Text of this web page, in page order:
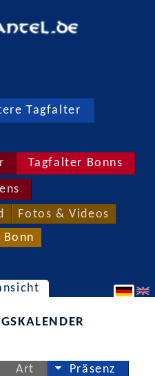
Tagfalter
Tagfalter Bonns
Fotos & Videos
Art
Präsenz